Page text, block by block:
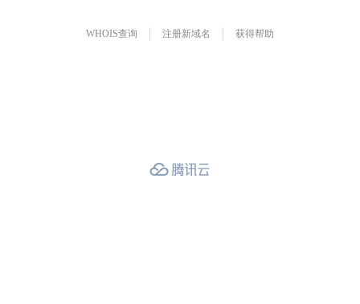
WHOIS查询 注册新域名 获得帮助